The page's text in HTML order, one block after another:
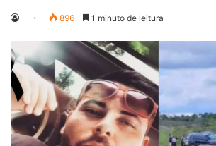
896 1 minuto de leitura